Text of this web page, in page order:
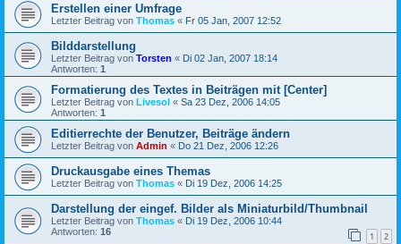
Erstellen einer Umfrage
Letzter Beitrag von Thomas « Fr 05 Jan, 2007 12:52
Bilddarstellung
Letzter Beitrag von Torsten « Di 02 Jan, 2007 18:14
Antworten: 1
Formatierung des Textes in Beiträgen mit [Center]
Letzter Beitrag von Livesol « Sa 23 Dez, 2006 14:05
Antworten: 1
Editierrechte der Benutzer, Beiträge ändern
Letzter Beitrag von Admin « Do 21 Dez, 2006 12:26
Druckausgabe eines Themas
Letzter Beitrag von Thomas « Di 19 Dez, 2006 14:25
Darstellung der eingef. Bilder als Miniaturbild/Thumbnail
Letzter Beitrag von Thomas « Di 19 Dez, 2006 10:44
Antworten: 16 1 2